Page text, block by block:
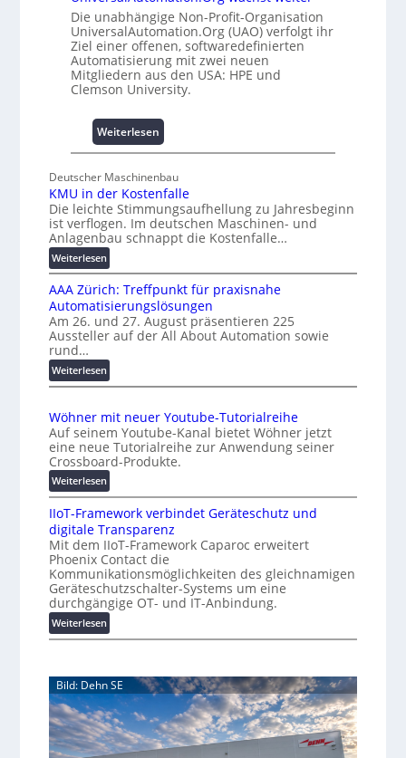
h
e
m
m
n
i
s
e
c
h
a
f
n
d
4
0
A
Die unabhängige Non-Profit-Organisation
UniversalAutomation.Org (UAO) verfolgt ihr
Ziel einer offenen, softwaredefinierten
Automatisierung mit zwei neuen
Mitgliedern aus den USA: HPE und
Clemson University.
Weiterlesen:
U
i
v
e
r
l
A
u
t
a
o
n
r
g
w
ä
c
h
i
t
e
r
Deutscher Maschinenbau
KMU in der Kostenfalle
Die leichte Stimmungsaufhellung zu Jahresbeginn
ist verflogen. Im deutschen Maschinen- und
Anlagenbau schnappt die Kostenfalle…
Weiterlesen:
K
M
U
i
n
e
r
o
s
t
e
n
f
a
l
l
e
AAA Zürich: Treffpunkt für praxisnahe
Automatisierungslösungen
Am 26. und 27. August präsentieren 225
Aussteller auf der All About Automation sowie
rund…
Weiterlesen:
A
A
Z
ü
r
i
c
h
:
T
r
e
f
f
p
k
t
f
ü
r
Wöhner mit neuer Youtube-Tutorialreihe
Auf seinem Youtube-Kanal bietet Wöhner jetzt
eine neue Tutorialreihe zur Anwendung seiner
Crossboard-Produkte.
Weiterlesen:
W
ö
h
n
e
r
m
i
t
n
u
e
r
Y
o
IIoT-Framework verbindet Geräteschutz und
digitale Transparenz
Mit dem IIoT-Framework Caparoc erweitert
Phoenix Contact die
Kommunikationsmöglichkeiten des gleichnamigen
Geräteschutzschalter-Systems um eine
durchgängige OT- und IT-Anbindung.
Weiterlesen:
I
T
-
F
r
a
Bild: Dehn SE